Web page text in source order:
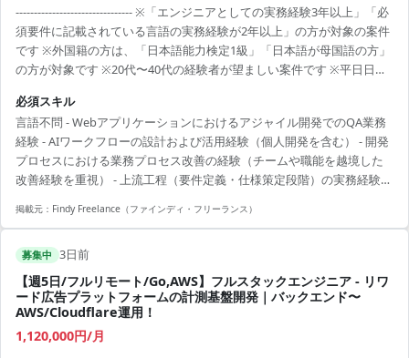
-------------------------------- ※「エンジニアとしての実務経験3年以上」「必
須要件に記載されている言語の実務経験が2年以上」の方が対象の案件
です ※外国籍の方は、「日本語能力検定1級」「日本語が母国語の方」
の方が対象です ※20代〜40代の経験者が望ましい案件です ※平日日中
いる方は、直接ご連絡いただいた方がスムーズです ----------------------------
---- - 仕様策定段階のミーティングへの参加、および品質・プロダクト
における早期のリスク検知 - 過去の不具合傾向や運用知見に基づい
た、...
必須スキル
言語不問 - Webアプリケーションにおけるアジャイル開発でのQA業務
経験 - AIワークフローの設計および活用経験（個人開発を含む） - 開発
プロセスにおける業務プロセス改善の経験（チームや職能を越境した
改善経験を重視） - 上流工程（要件定義・仕様策定段階）の実務経験ま
掲載元： Findy Freelance（ファインディ・フリーランス）
募集中 3日前
【週5日/フルリモート/Go,AWS】フルスタックエンジニア - リワ
ード広告プラットフォームの計測基盤開発｜バックエンド〜
AWS/Cloudflare運用！
1,120,000円/月